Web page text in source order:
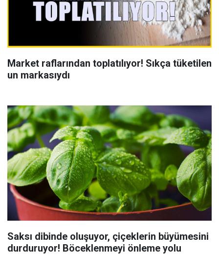
Market raflarından toplatılıyor! Sıkça tüketilen
un markasıydı
Saksı dibinde oluşuyor, çiçeklerin büyümesini
durduruyor! Böceklenmeyi önleme yolu